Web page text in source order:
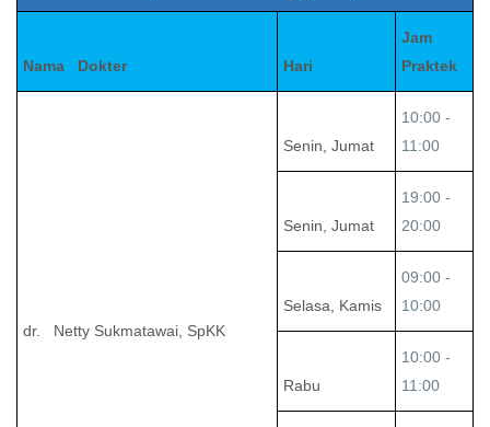
Nama Dokter Hari
Jam
Praktek
dr. Netty Sukmatawai, SpKK
Senin, Jumat
10:00 -
11:00
Senin, Jumat
19:00 -
20:00
Selasa, Kamis
09:00 -
10:00
Rabu
10:00 -
11:00